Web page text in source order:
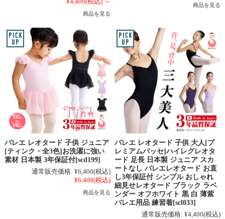
商品を見る
商品を見る
バレエ レオタード 子供 ジュニア
[ティンク・全3色]お洗濯に強い
素材 日本製 3年保証付[scd199]
通常販売価格: ¥6,400(税込)
¥6,400(税込)
商品を見る
バレエ レオタード 子供 大人[プ
レミアムパッセ]ハイレグレオタ
ード 足長 日本製 ジュニア スカ
ートなし バレエレオタード お直
し3年保証付 シンプル おしゃれ
細見せレオタード ブラック ラベ
ンダー オフホワイト 黒 白 薄紫
バレエ用品 練習着[scl033]
通常販売価格: ¥4,400(税込)